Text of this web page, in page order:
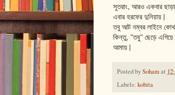
সুতরাং, আরও একবার
এবার হরফের দুনিয়ায় |
তবু আট নম্বর লাইনে
কিন্তু, "তবু" ছেড়ে এগিয়ে
আমায় |
Posted bySohamat
Labels: kobita